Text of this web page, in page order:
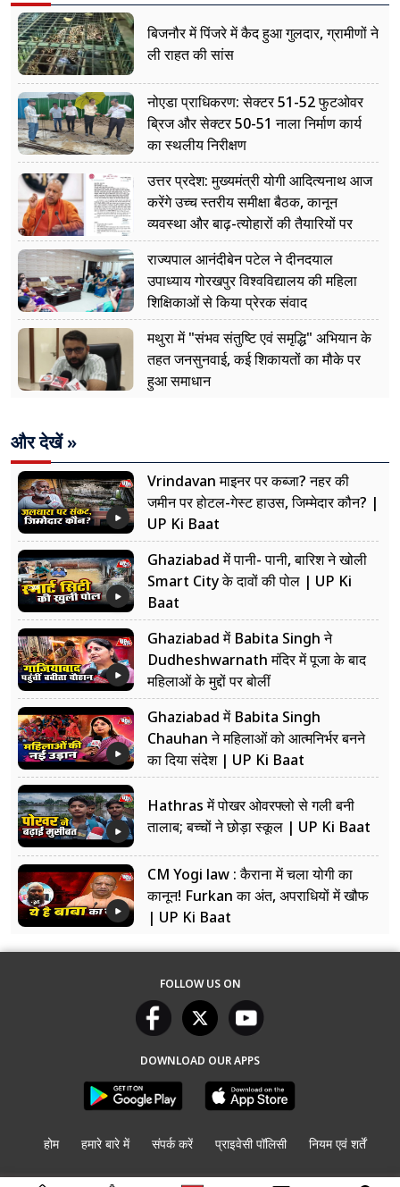
बिजनौर में पिंजरे में कैद हुआ गुलदार, ग्रामीणों ने
ली राहत की सांस
नोएडा प्राधिकरण: सेक्टर 51-52 फुटओवर
ब्रिज और सेक्टर 50-51 नाला निर्माण कार्य
का स्थलीय निरीक्षण
उत्तर प्रदेश: मुख्यमंत्री योगी आदित्यनाथ आज
करेंगे उच्च स्तरीय समीक्षा बैठक, कानून
व्यवस्था और बाढ़-त्योहारों की तैयारियों पर
नजर
राज्यपाल आनंदीबेन पटेल ने दीनदयाल
उपाध्याय गोरखपुर विश्वविद्यालय की महिला
शिक्षिकाओं से किया प्रेरक संवाद
मथुरा में "संभव संतुष्टि एवं समृद्धि" अभियान के
तहत जनसुनवाई, कई शिकायतों का मौके पर
हुआ समाधान
और देखें »
Vrindavan माइनर पर कब्जा? नहर की
जमीन पर होटल-गेस्ट हाउस, जिम्मेदार कौन? |
UP Ki Baat
Ghaziabad में पानी- पानी, बारिश ने खोली
Smart City के दावों की पोल | UP Ki
Baat
Ghaziabad में Babita Singh ने
Dudheshwarnath मंदिर में पूजा के बाद
महिलाओं के मुद्दों पर बोलीं
Ghaziabad में Babita Singh
Chauhan ने महिलाओं को आत्मनिर्भर बनने
का दिया संदेश | UP Ki Baat
Hathras में पोखर ओवरफ्लो से गली बनी
तालाब; बच्चों ने छोड़ा स्कूल | UP Ki Baat
CM Yogi law : कैराना में चला योगी का
कानून! Furkan का अंत, अपराधियों में खौफ
| UP Ki Baat
FOLLOW US ON
DOWNLOAD OUR APPS
होम हमारे बारे में संपर्क करें प्राइवेसी पॉलिसी नियम एवं शर्तें